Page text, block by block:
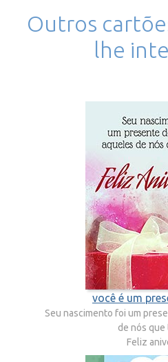
Outros
lhe
você é um
Seu nascimento foi um
de nós que
Feliz